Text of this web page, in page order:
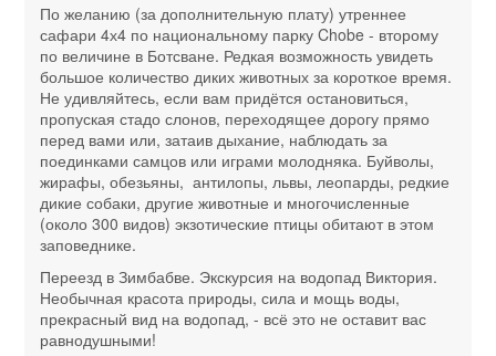
По желанию (за дополнительную плату) утреннее
сафари 4х4 по национальному парку Chobe - второму
по величине в Ботсване. Редкая возможность увидеть
большое количество диких животных за короткое время.
Не удивляйтесь, если вам придётся остановиться,
пропуская стадо слонов, переходящее дорогу прямо
перед вами или, затаив дыхание, наблюдать за
поединками самцов или играми молодняка. Буйволы,
жирафы, обезьяны, антилопы, львы, леопарды, редкие
дикие собаки, другие животные и многочисленные
(около 300 видов) экзотические птицы обитают в этом
заповеднике.
Переезд в Зимбабве. Экскурсия на водопад Виктория.
Необычная красота природы, сила и мощь воды,
прекрасный вид на водопад, - всё это не оставит вас
равнодушными!